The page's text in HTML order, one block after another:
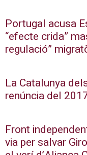
Portugal acusa
“efecte crida”
regulació”
La Catalunya
renúncia del
Front
via per salvar